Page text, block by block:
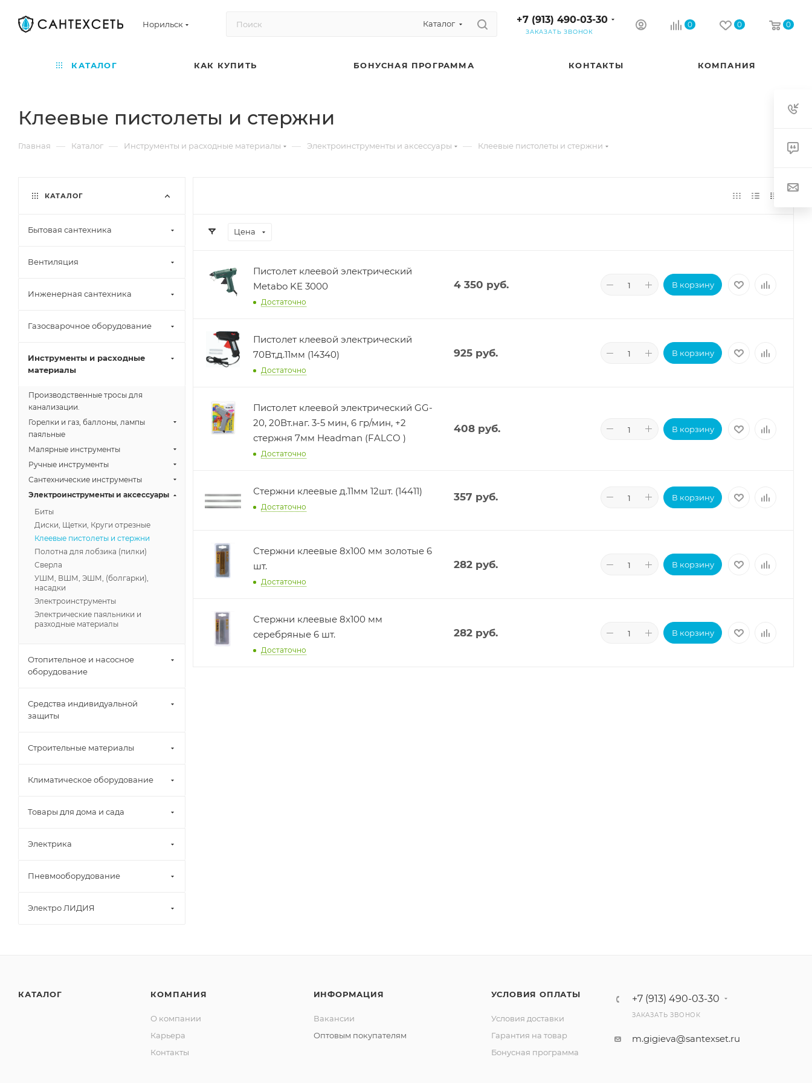
Норильск Каталог +7 (913) 490-03-30
ЗАКАЗАТЬ ЗВОНОК
0 0 0
КАТАЛОГ КАК КУПИТЬ БОНУСНАЯ ПРОГРАММА КОНТАКТЫ КОМПАНИЯ
Клеевые пистолеты и стержни
Главная — Каталог — Инструменты и расходные материалы — Электроинструменты и аксессуары — Клеевые пистолеты и стержни
Цена
Пистолет клеевой электрический
Metabo KE 3000
Достаточно
4 350 руб. В корзину
Пистолет клеевой электрический
70Вт,д.11мм (14340)
Достаточно
925руб. В корзину
Пистолет клеевой электрический GG-
20, 20Вт.наг. 3-5 мин, 6 гр/мин, +2
стержня 7мм Headman (FALCO )
Достаточно
408руб. В корзину
Стержни клеевые д.11мм 12шт. (14411)
Достаточно
357 руб. В корзину
Стержни клеевые 8x100 мм золотые 6
шт.
Достаточно
282руб. В корзину
Стержни клеевые 8x100 мм
серебряные 6 шт.
Достаточно
282руб. В корзину
КАТАЛОГ
Бытовая сантехника
Вентиляция
Инженерная сантехника
Газосварочное оборудование
Инструменты и расходные
материалы
Производственные тросы для
канализации.
Горелки и газ, баллоны, лампы
паяльные
Малярные инструменты
Ручные инструменты
Сантехнические инструменты
Электроинструменты и аксессуары
Биты
Диски, Щетки, Круги отрезные
Клеевые пистолеты и стержни
Полотна для лобзика (пилки)
Сверла
УШМ, ВШМ, ЭШМ, (болгарки),
насадки
Электроинструменты
Электрические паяльники и
разходные материалы
Отопительное и насосное
оборудование
Средства индивидуальной
защиты
Строительные материалы
Климатическое оборудование
Товары для дома и сада
Электрика
Пневмооборудование
Электро ЛИДИЯ
КАТАЛОГ КОМПАНИЯ
О компании
Карьера
Контакты
ИНФОРМАЦИЯ
Вакансии
Оптовым покупателям
УСЛОВИЯ ОПЛАТЫ
Условия доставки
Гарантия на товар
Бонусная программа
+7 (913) 490-03-30
ЗАКАЗАТЬ ЗВОНОК
m.gigieva@santexset.ru